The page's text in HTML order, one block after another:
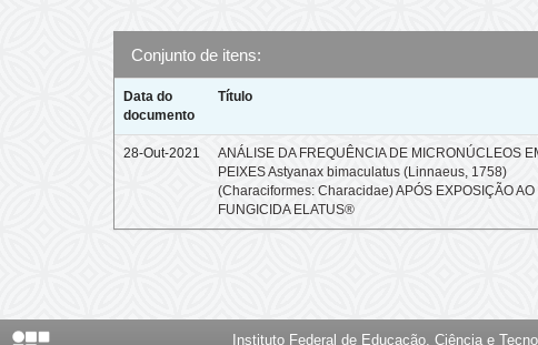
Conjunto de itens:
Data do
documento
Título
28-Out-2021
ANÁLISE DA FREQUÊNCIA DE MICRONÚCLEOS
PEIXES Astyanax bimaculatus (Linnaeus, 1758)
(Characiformes: Characidae) APÓS EXPOSIÇÃO AO
FUNGICIDA ELATUS®
Instituto Federal de Educação, Ciência e